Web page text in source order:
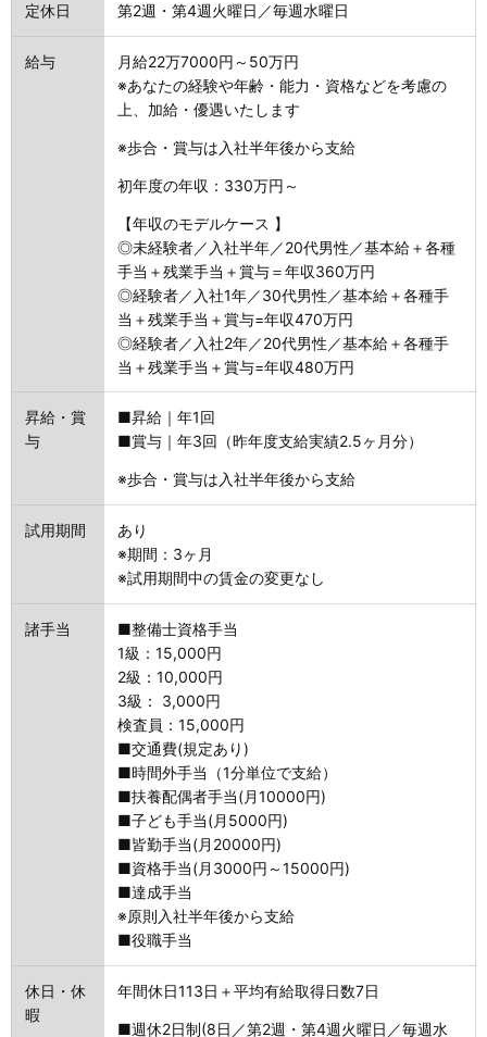
定休日 第2週・第4週火曜日／毎週水曜日
給与
月給22万7000円～50万円
※あなたの経験や年齢・能力・資格などを考慮の
上、加給・優遇いたします
※歩合・賞与は入社半年後から支給
初年度の年収：330万円～
【年収のモデルケース 】
◎未経験者／入社半年／20代男性／基本給＋各種
手当＋残業手当＋賞与＝年収360万円
◎経験者／入社1年／30代男性／基本給＋各種手
当＋残業手当＋賞与=年収470万円
◎経験者／入社2年／20代男性／基本給＋各種手
当＋残業手当＋賞与=年収480万円
昇給・賞
与
■昇給｜年1回
■賞与｜年3回（昨年度支給実績2.5ヶ月分）
※歩合・賞与は入社半年後から支給
試用期間
あり
※期間：3ヶ月
※試用期間中の賃金の変更なし
諸手当
■整備士資格手当
1級：15,000円
2級：10,000円
3級： 3,000円
検査員：15,000円
■交通費(規定あり)
■時間外手当（1分単位で支給）
■扶養配偶者手当(月10000円)
■子ども手当(月5000円)
■皆勤手当(月20000円)
■資格手当(月3000円～15000円)
■達成手当
※原則入社半年後から支給
■役職手当
休日・休
暇
年間休日113日＋平均有給取得日数7日
■週休2日制(8日／第2週・第4週火曜日／毎週水